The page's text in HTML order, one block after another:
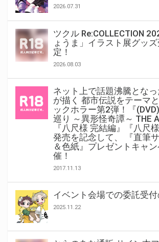
2026.07.31
ツクル Re:COLLECTION
ょうま」イラスト展グッ
定！
2026.08.03
ネット上で話題沸騰とな
が描く 都市伝説をテーマ
ックホラー第2弾！『
巡り ～異形怪奇譚～ THE
『八尺様 完結編』『八尺
発売を記念して、 『直筆
＆色紙』プレゼントキャ
催！
2017.11.13
イベント会場での委託受
2025.11.22